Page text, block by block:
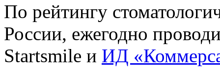
По рейтингу
России, ежегодно
Startsmile и ИД